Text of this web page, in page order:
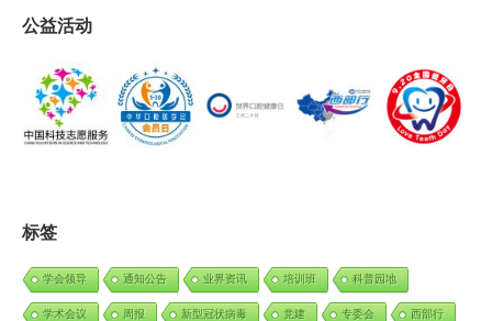
公益活动
标签
学会领导 通知公告 业界资讯 培训班 科普园地
学术会议 周报 新型冠状病毒 党建 专委会 西部行